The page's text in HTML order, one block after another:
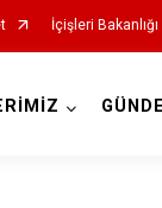
İçişleri Bakanlığı